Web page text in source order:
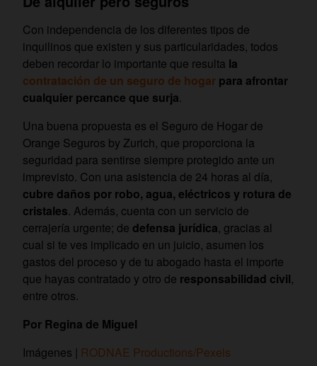
Con independencia de los diferentes tipos de
inquilinos que existen y sus particularidades, todos
deben recordar lo importante que resulta la
contratación de un seguro de hogar para afrontar
cualquier percance que surja.
Una buena propuesta es el Seguro de Hogar de
Orange Seguros by Zurich, que proporciona la
seguridad para sentirse siempre protegido ante un
imprevisto. Con una asistencia de 24 horas al día,
cubre daños por robo, agua, eléctricos y rotura de
cristales. Además, cuenta con un servicio de
cerrajería urgente; de defensa jurídica, gracias al
cual si te ves implicado en un juicio, asumen los
gastos del proceso y de tu abogado hasta el importe
que hayas contratado y otro de responsabilidad civil,
entre otros.
Por Regina de Miguel
Imágenes | RODNAE Productions/Pexels